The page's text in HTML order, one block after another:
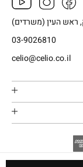
03-9026810
celio@celio.co.il